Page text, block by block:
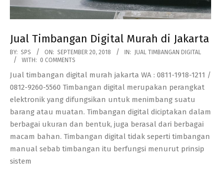
Jual Timbangan Digital Murah di Jakarta
2018-
09-
20
BY: SPS ON: SEPTEMBER 20, 2018 IN: JUAL TIMBANGAN DIGITAL
WITH: 0 COMMENTS
Jual timbangan digital murah jakarta WA : 0811-1918-1211 /
0812-9260-5560 Timbangan digital merupakan perangkat
elektronik yang difungsikan untuk menimbang suatu
barang atau muatan. Timbangan digital diciptakan dalam
berbagai ukuran dan bentuk, juga berasal dari berbagai
macam bahan. Timbangan digital tidak seperti timbangan
manual sebab timbangan itu berfungsi menurut prinsip
sistem